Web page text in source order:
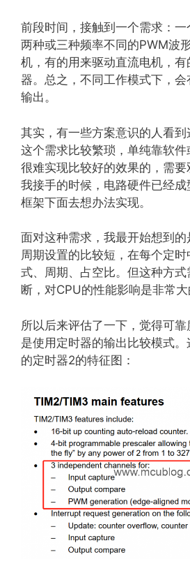
前段时间，接触到一个需求：
两种或三种频率不同的PWM波
机，有的用来驱动直流电机，
器。总之，不同工作模式下，
输出。
其实，有一些方案意识的人看
这个需求比较繁琐，单纯靠软
很难实现比较好的效果的，需
我接手的时候，电路硬件已经
框架下面去想办法实现。
面对这种需求，我最开始想到
周期设置的比较短，在每个定
式、周期、占空比。但这种方
断，对CPU的性能影响是非常大
所以后来评估了一下，觉得可
是使用定时器的输出比较模式
的定时器2的特征图：